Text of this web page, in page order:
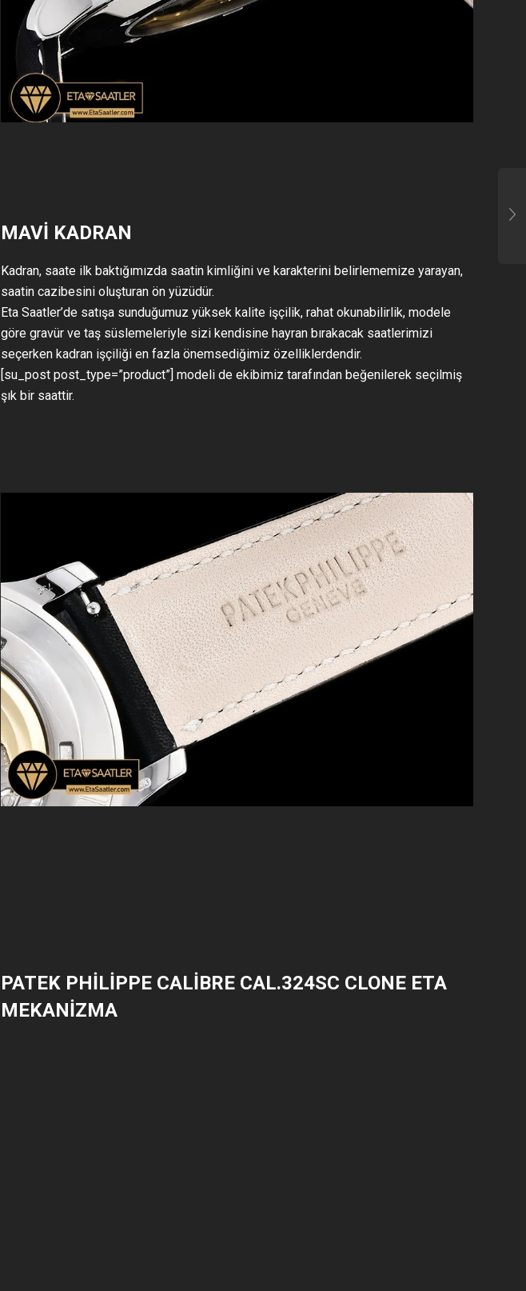
MAVI KADRAN
Kadran, saate ilk baktığımızda saatin kimliğini ve karakterini belirlememize yarayan,
saatin cazibesini oluşturan ön yüzüdür.
Eta Saatler’de satışa sunduğumuz yüksek kalite işçilik, rahat okunabilirlik, modele
göre gravür ve taş süslemeleriyle sizi kendisine hayran bırakacak saatlerimizi
seçerken kadran işçiliği en fazla önemsediğimiz özelliklerdendir.
[su_post post_type=”product”] modeli de ekibimiz tarafından beğenilerek seçilmiş
şık bir saattir.
PATEK PHILIPPE CALIBRE CAL.324SC CLONE ETA
MEKANIZMA